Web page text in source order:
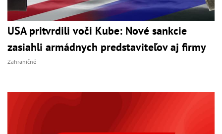
USA pritvrdili voči Kube: Nové sankcie
zasiahli armádnych predstaviteľov aj firmy
Zahraničné